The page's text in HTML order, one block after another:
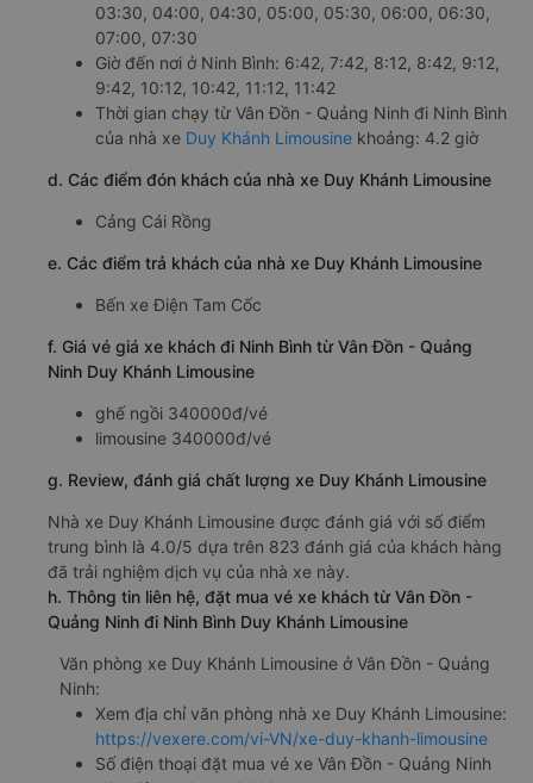
03:30, 04:00, 04:30, 05:00, 05:30, 06:00, 06:30,
07:00, 07:30
Giờ đến nơi ở Ninh Bình: 6:42, 7:42, 8:12, 8:42, 9:12,
9:42, 10:12, 10:42, 11:12, 11:42
Thời gian chạy từ Vân Đồn - Quảng Ninh đi Ninh Bình
của nhà xe Duy Khánh Limousine khoảng: 4.2 giờ
d. Các điểm đón khách của nhà xe Duy Khánh Limousine
Cảng Cái Rồng
e. Các điểm trả khách của nhà xe Duy Khánh Limousine
Bến xe Điện Tam Cốc
f. Giá vé giá xe khách đi Ninh Bình từ Vân Đồn - Quảng
Ninh Duy Khánh Limousine
ghế ngồi 340000đ/vé
limousine 340000đ/vé
g. Review, đánh giá chất lượng xe Duy Khánh Limousine
Nhà xe Duy Khánh Limousine được đánh giá với số điểm
trung bình là 4.0/5 dựa trên 823 đánh giá của khách hàng
đã trải nghiệm dịch vụ của nhà xe này.
h. Thông tin liên hệ, đặt mua vé xe khách từ Vân Đồn -
Quảng Ninh đi Ninh Bình Duy Khánh Limousine
Văn phòng xe Duy Khánh Limousine ở Vân Đồn - Quảng
Ninh:
Xem địa chỉ văn phòng nhà xe Duy Khánh Limousine:
https://vexere.com/vi-VN/xe-duy-khanh-limousine
Số điện thoại đặt mua vé xe Vân Đồn - Quảng Ninh